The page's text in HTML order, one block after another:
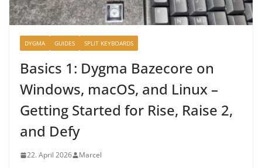
DYGMA GUIDES SPLIT KEYBOARDS
Basics 1: Dygma Bazecore on
Windows, macOS, and Linux –
Getting Started for Rise, Raise 2,
and Defy
22. April 2026 Marcel